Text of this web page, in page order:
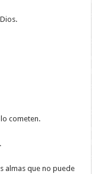
cometen.
almas que no puede